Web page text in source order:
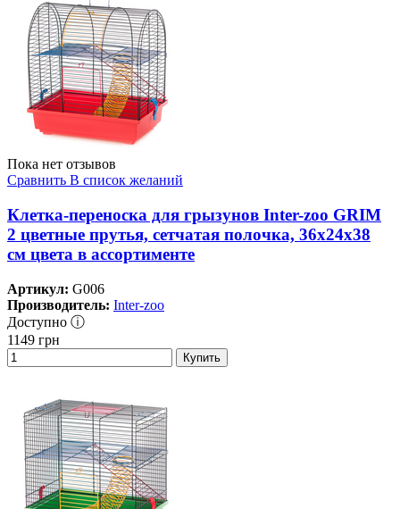
Пока нет отзывов
Сравнить В список желаний
Клетка-переноска для грызунов Inter-zoo GRIM
2 цветные прутья, сетчатая полочка, 36x24x38
см цвета в ассортименте
Артикул: G006
Производитель: Inter-zoo
Доступно ⓘ
1149 грн
Купить